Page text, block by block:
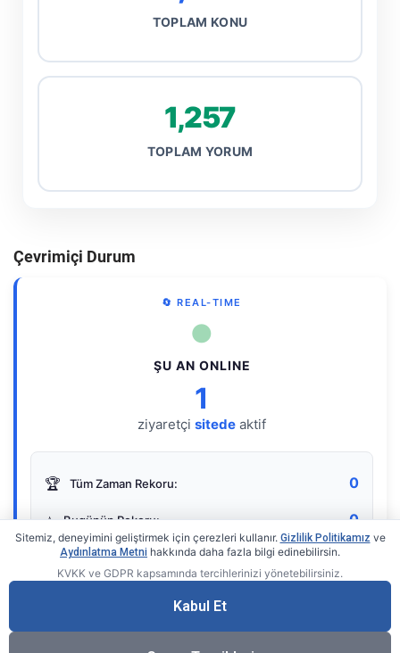
TOPLAM KONU
1,257
TOPLAM YORUM
Çevrimiçi Durum
🔄 REAL-TIME
●
ŞU AN ONLINE
1
ziyaretçi sitede aktif
🏆 Tüm Zaman Rekoru: 0
⭐ Bugünün Rekoru: 0
Gerçek zamanlı sayaç
Sitemiz, deneyimini geliştirmek için çerezleri kullanır. Gizlilik Politikamız ve
Aydınlatma Metni hakkında daha fazla bilgi edinebilirsin.
KVKK ve GDPR kapsamında tercihlerinizi yönetebilirsiniz.
Kabul Et